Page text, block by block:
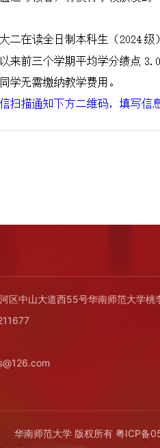
区中山大道西55号华南师范大学桃
华南师范大学 版权所有 粤ICP备